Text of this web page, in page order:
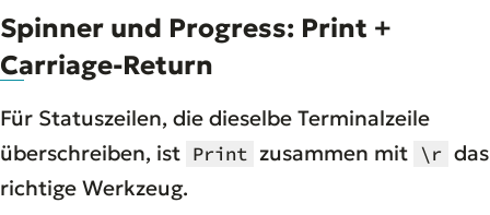
Spinner und Progress: Print +
Carriage-Return
Für Statuszeilen, die dieselbe Terminalzeile
überschreiben, ist Print zusammen mit \r das
richtige Werkzeug.